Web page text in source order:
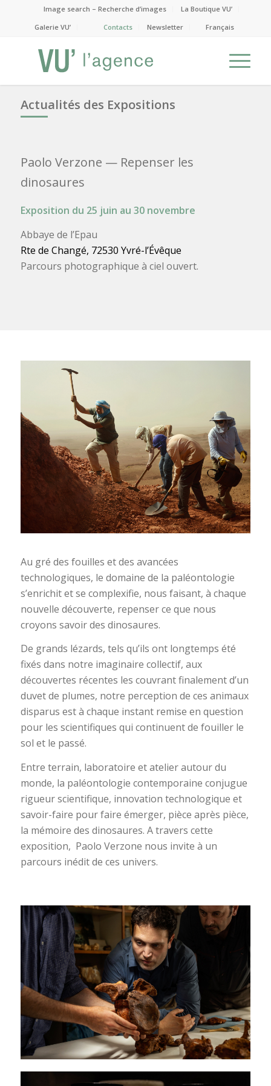
Image search – Recherche d’images
La Boutique VU’
Galerie VU’
Contacts Newsletter Français
Actualités des Expositions
Paolo Verzone — Repenser les
dinosaures
Exposition du 25 juin au 30 novembre
Abbaye de l’Epau
Rte de Changé, 72530 Yvré-l’Évêque
Parcours photographique à ciel ouvert.
Au gré des fouilles et des avancées
technologiques, le domaine de la paléontologie
s’enrichit et se complexifie, nous faisant, à chaque
nouvelle découverte, repenser ce que nous
croyons savoir des dinosaures.
De grands lézards, tels qu’ils ont longtemps été
fixés dans notre imaginaire collectif, aux
découvertes récentes les couvrant finalement d’un
duvet de plumes, notre perception de ces animaux
disparus est à chaque instant remise en question
pour les scientifiques qui continuent de fouiller le
sol et le passé.
Entre terrain, laboratoire et atelier autour du
monde, la paléontologie contemporaine conjugue
rigueur scientifique, innovation technologique et
savoir-faire pour faire émerger, pièce après pièce,
la mémoire des dinosaures. A travers cette
exposition, Paolo Verzone nous invite à un
parcours inédit de ces univers.